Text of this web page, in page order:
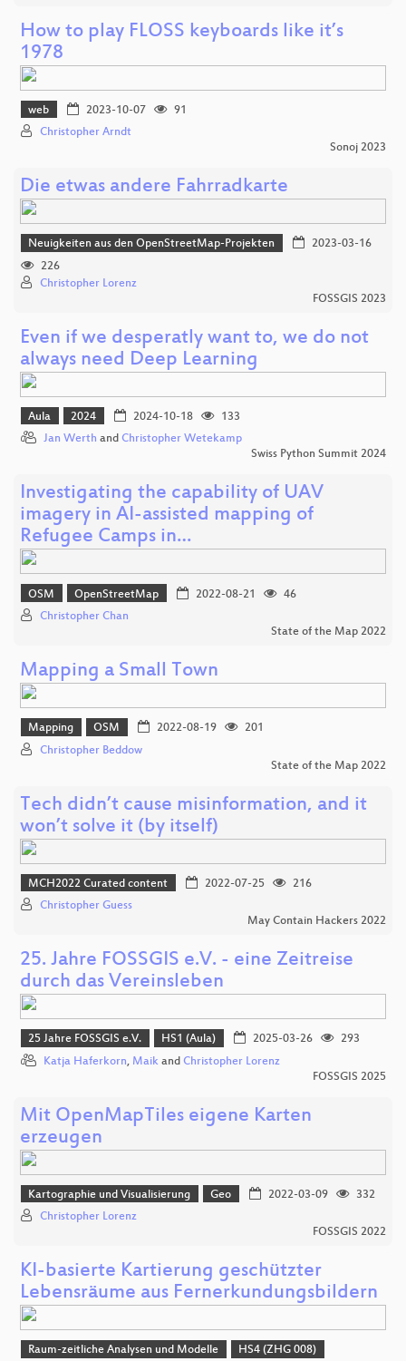
How to play FLOSS keyboards like it’s
1978
web 2023-10-07
91
Christopher Arndt
Sonoj 2023
Die etwas andere Fahrradkarte
Neuigkeiten aus den OpenStreetMap-Projekten
2023-03-16
226
Christopher Lorenz
FOSSGIS 2023
Even if we desperatly want to, we do not
always need Deep Learning
Aula 2024 2024-10-18
133
Jan Werth and Christopher Wetekamp
Swiss Python Summit 2024
Investigating the capability of UAV
imagery in AI-assisted mapping of
Refugee Camps in…
OSM OpenStreetMap 2022-08-21
46
Christopher Chan
State of the Map 2022
Mapping a Small Town
Mapping OSM 2022-08-19
201
Christopher Beddow
State of the Map 2022
Tech didn’t cause misinformation, and it
won’t solve it (by itself)
MCH2022 Curated content 2022-07-25
216
Christopher Guess
May Contain Hackers 2022
25. Jahre FOSSGIS e.V. - eine Zeitreise
durch das Vereinsleben
25 Jahre FOSSGIS e.V. HS1 (Aula) 2025-03-26
293
Katja Haferkorn, Maik and Christopher Lorenz
FOSSGIS 2025
Mit OpenMapTiles eigene Karten
erzeugen
Kartographie und Visualisierung Geo 2022-03-09
332
Christopher Lorenz
FOSSGIS 2022
KI-basierte Kartierung geschützter
Lebensräume aus Fernerkundungsbildern
Raum-zeitliche Analysen und Modelle HS4 (ZHG 008)